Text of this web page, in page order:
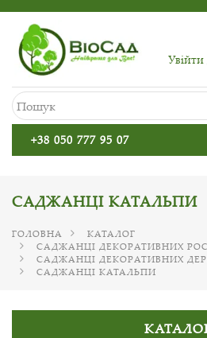
Увiйти
+38 050 777 95 07
САДЖАНЦІ КАТАЛЬПИ
ГОЛОВНА
КАТАЛОГ
САДЖАНЦІ ДЕКОРАТИВНИХ
САДЖАНЦІ ДЕКОРАТИВНИХ
САДЖАНЦІ КАТАЛЬПИ